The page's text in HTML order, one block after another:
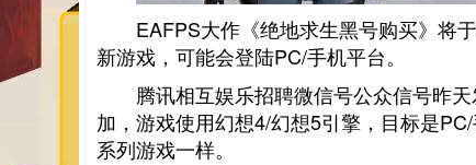
EAFPS大作《绝地求生黑号购买》将
新游戏，可能会登陆PC/手机平台。
腾讯相互娱乐招聘微信号公众信号昨
加，游戏使用幻想4/幻想5引擎，目标是
系列游戏一样。